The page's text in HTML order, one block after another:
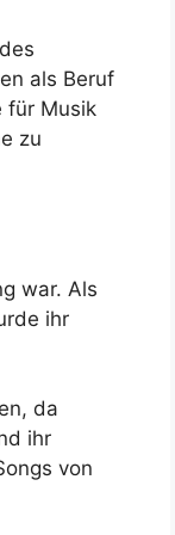
als Beruf
für Musik
zu
war. Als
ihr
da
ihr
von